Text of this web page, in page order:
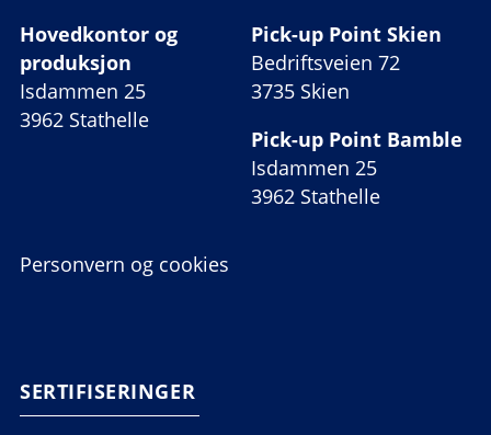
Hovedkontor og
produksjon
Isdammen 25
3962 Stathelle
Pick-up Point Skien
Bedriftsveien 72
3735 Skien
Pick-up Point Bamble
Isdammen 25
3962 Stathelle
Personvern og cookies
SERTIFISERINGER